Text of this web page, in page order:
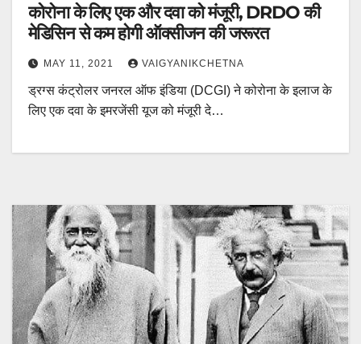
कोरोना के लिए एक और दवा को मंजूरी, DRDO की
मेडिसिन से कम होगी ऑक्सीजन की जरूरत
MAY 11, 2021 VAIGYANIKCHETNA
ड्रग्स कंट्रोलर जनरल ऑफ इंडिया (DCGI) ने कोरोना के इलाज के
लिए एक दवा के इमरजेंसी यूज को मंजूरी दे…